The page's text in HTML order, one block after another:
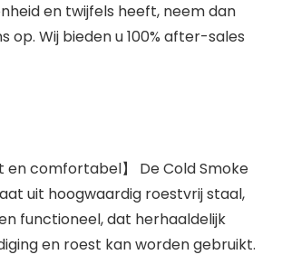
en twijfels heeft, neem dan
Wij bieden u 100% after-sales
en comfortabel】 De Cold Smoke
uit hoogwaardig roestvrij staal,
functioneel, dat herhaaldelijk
en roest kan worden gebruikt.